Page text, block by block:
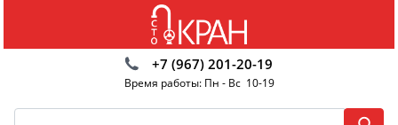
+7 (967) 201-20-19
Время работы: Пн - Вс 10-19